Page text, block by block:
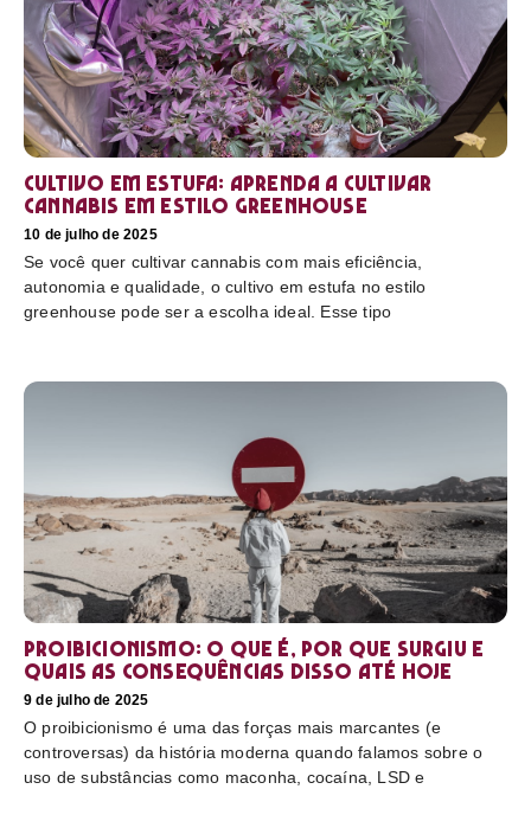
Cultivo em estufa: aprenda a cultivar
cannabis em estilo greenhouse
10 de julho de 2025
Se você quer cultivar cannabis com mais eficiência,
autonomia e qualidade, o cultivo em estufa no estilo
greenhouse pode ser a escolha ideal. Esse tipo
Proibicionismo: o que é, por que surgiu e
quais as consequências disso até hoje
9 de julho de 2025
O proibicionismo é uma das forças mais marcantes (e
controversas) da história moderna quando falamos sobre o
uso de substâncias como maconha, cocaína, LSD e